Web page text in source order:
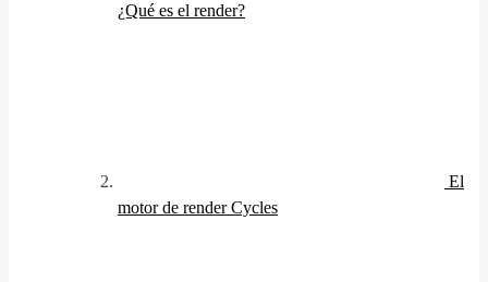
¿Qué es el render?
El
motor de render Cycles